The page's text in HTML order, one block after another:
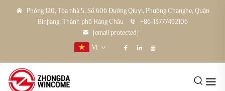
Phòng 120, Tòa nhà 5, Số 606 Đường Qiuyi, Phường Changhe, Quận
Binjiang, Thành phố Hàng Châu
+86-13777492106
[email protected]
VI